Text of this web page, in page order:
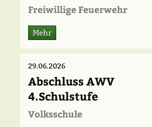
Freiwillige Feuerwehr
Mehr
29.06.2026
Abschluss AWV
4.Schulstufe
Volksschule